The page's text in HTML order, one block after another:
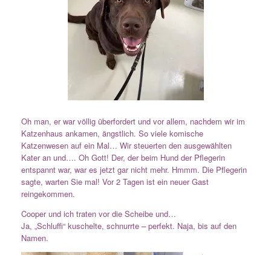
Oh man, er war völlig überfordert und vor allem, nachdem wir im
Katzenhaus ankamen, ängstlich. So viele komische
Katzenwesen auf ein Mal… Wir steuerten den ausgewählten
Kater an und…. Oh Gott! Der, der beim Hund der Pflegerin
entspannt war, war es jetzt gar nicht mehr. Hmmm. Die Pflegerin
sagte, warten Sie mal! Vor 2 Tagen ist ein neuer Gast
reingekommen.
Cooper und ich traten vor die Scheibe und…
Ja, „Schluffi“ kuschelte, schnurrte – perfekt. Naja, bis auf den
Namen.